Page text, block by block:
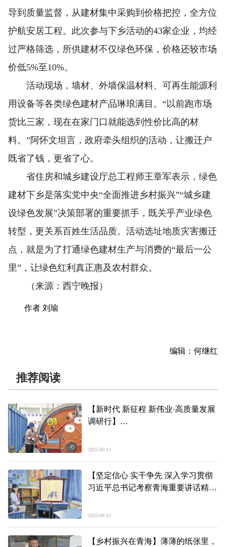
导到质量监督，从建材集中采购到价格把控，全方位
护航安居工程。此次参与下乡活动的43家企业，均经
过严格筛选，所供建材不仅绿色环保，价格还较市场
价低5%至10%。
活动现场，墙材、外墙保温材料、可再生能源利
用设备等各类绿色建材产品琳琅满目。“以前跑市场
货比三家，现在在家门口就能选到性价比高的材
料。”阿怀文坦言，政府牵头组织的活动，让搬迁户
既省了钱，更省了心。
省住房和城乡建设厅总工程师王章军表示，绿色
建材下乡是落实党中央“全面推进乡村振兴”“城乡建
设绿色发展”决策部署的重要抓手，既关乎产业绿色
转型，更关系百姓生活品质。活动选址地质灾害搬迁
点，就是为了打通绿色建材生产与消费的“最后一公
里”，让绿色红利真正惠及农村群众。
（来源：西宁晚报）
作者 刘瑜
编辑：何继红
推荐阅读
【新时代 新征程 新伟业·高质量发展
调研行】
2025-06-13
【坚定信心 实干争先 深入学习贯彻
习近平总书记考察青海重要讲话精神
心怀家国情 恰同学少年
2025-06-13
【乡村振兴在青海】薄薄的纸张里，